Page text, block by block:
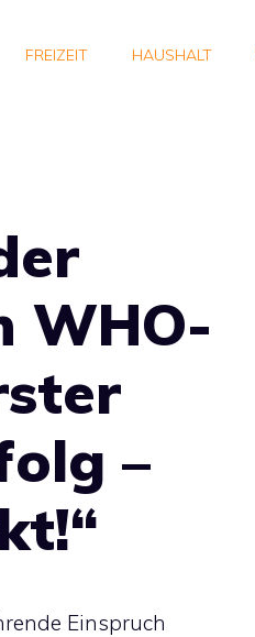
FREIZEIT HAUSHALT
WHO-
–
Einspruch